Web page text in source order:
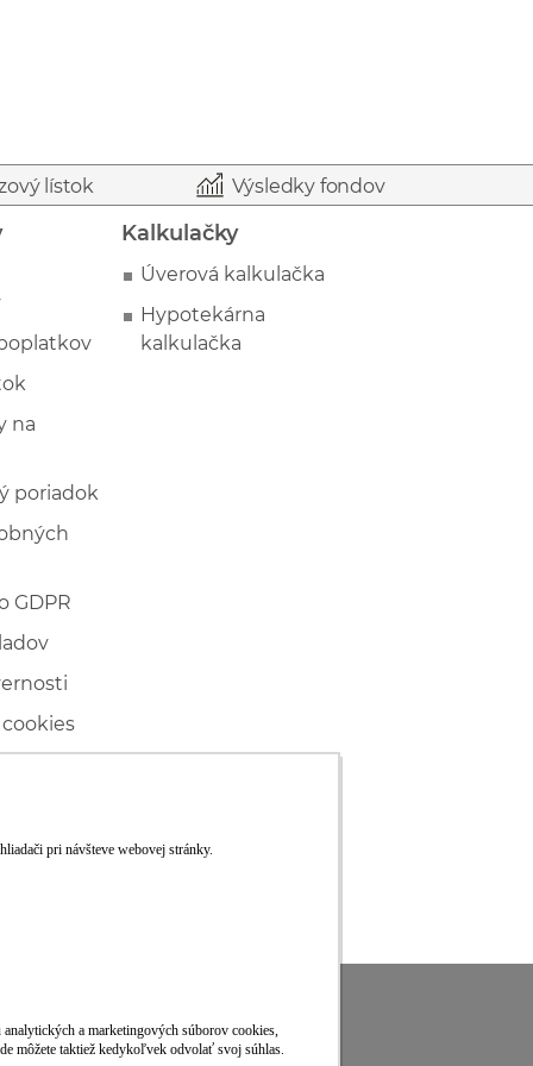
lístok Výsledky fondov
na
poriadok
GDPR
Kalkulačky
Úverová kalkulačka
Hypotekárna
kalkulačka
Viac informácií